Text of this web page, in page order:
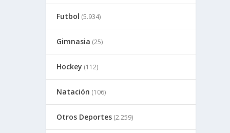
Futbol (5.934)
Gimnasia (25)
Hockey (112)
Natación (106)
Otros Deportes (2.259)